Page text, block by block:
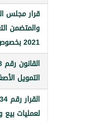
2021 بخصوص إحداث مصارف التمويل الأصغر
التمويل
لعمليات